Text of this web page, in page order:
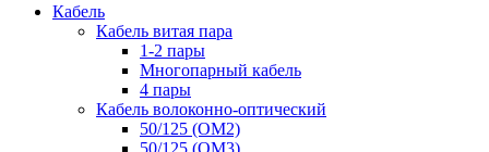
Кабель
Кабель витая пара
1-2 пары
Многопарный кабель
4 пары
Кабель волоконно-оптический
50/125 (OM2)
50/125 (OM3)